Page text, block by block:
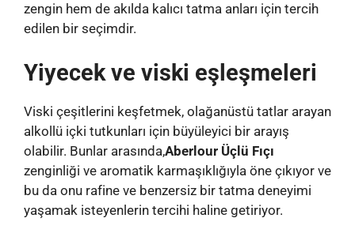
zengin hem de akılda kalıcı tatma anları için tercih
edilen bir seçimdir.
Yiyecek ve viski eşleşmeleri
Viski çeşitlerini keşfetmek, olağanüstü tatlar arayan
alkollü içki tutkunları için büyüleyici bir arayış
olabilir. Bunlar arasında,Aberlour Üçlü Fıçı
zenginliği ve aromatik karmaşıklığıyla öne çıkıyor ve
bu da onu rafine ve benzersiz bir tatma deneyimi
yaşamak isteyenlerin tercihi haline getiriyor.